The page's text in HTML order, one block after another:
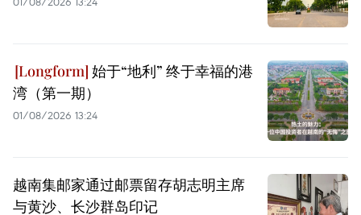
始于“地利” 终于幸福的港
湾（第一期）
01/08/2026 13:24
越南集邮家通过邮票留存胡志明主席
与黄沙、长沙群岛印记